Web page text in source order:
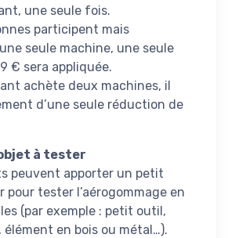
une seule fois.
participent mais
seule machine, une seule
€ sera appliquée.
achète deux machines, il
d’une seule réduction de
à tester
peuvent apporter un petit
pour tester l’aérogommage en
(par exemple : petit outil,
en bois ou métal…).